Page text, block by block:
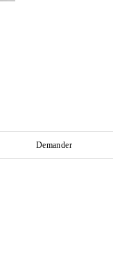
Demander